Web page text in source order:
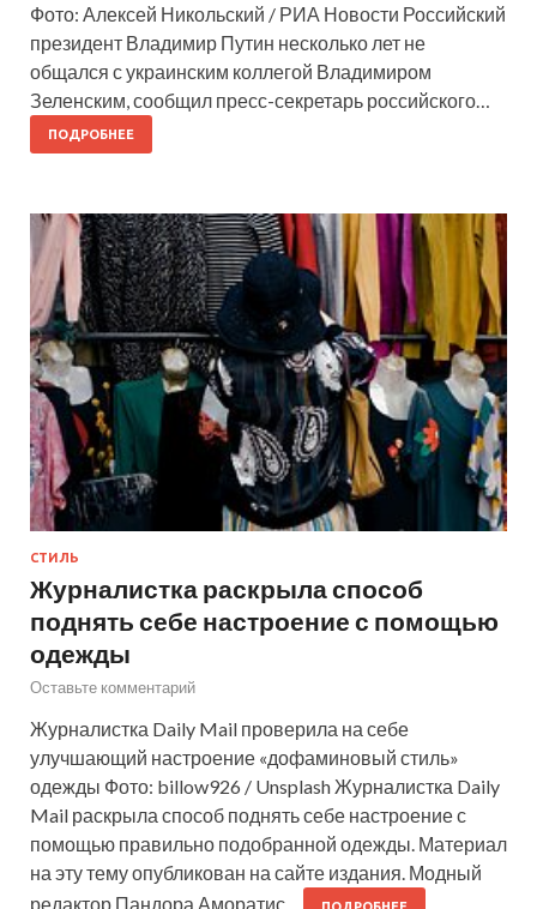
Фото: Алексей Никольский / РИА Новости Российский
президент Владимир Путин несколько лет не
общался с украинским коллегой Владимиром
Зеленским, сообщил пресс-секретарь российского…
ПОДРОБНЕЕ
СТИЛЬ
Журналистка раскрыла способ
поднять себе настроение с помощью
одежды
Оставьте комментарий
Журналистка Daily Mail проверила на себе
улучшающий настроение «дофаминовый стиль»
одежды Фото: billow926 / Unsplash Журналистка Daily
Mail раскрыла способ поднять себе настроение с
помощью правильно подобранной одежды. Материал
на эту тему опубликован на сайте издания. Модный
редактор Пандора Аморатис…